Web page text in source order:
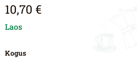
10,70 €
Laos
Kogus